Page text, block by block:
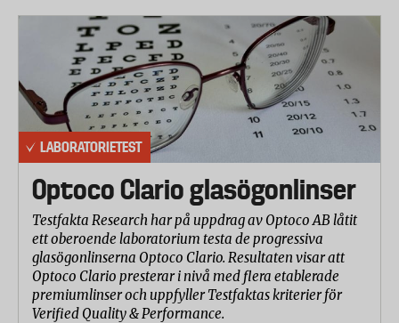
LABORATORIETEST
Optoco Clario glasögonlinser
Testfakta Research har på uppdrag av Optoco AB låtit
ett oberoende laboratorium testa de progressiva
glasögonlinserna Optoco Clario. Resultaten visar att
Optoco Clario presterar i nivå med flera etablerade
premiumlinser och uppfyller Testfaktas kriterier för
Verified Quality & Performance.